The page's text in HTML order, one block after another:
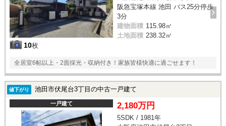
10枚
阪急宝塚本線 池田 バス25分停歩
3分
建物面積 115.98㎡
土地面積 238.32㎡
全居室6帖以上・2面採光・収納付き！家族皆様快適に過ごせます！
値下がり 池田市伏尾台3丁目の中古一戸建て
一戸建て 2,180万円
5SDK / 1981年